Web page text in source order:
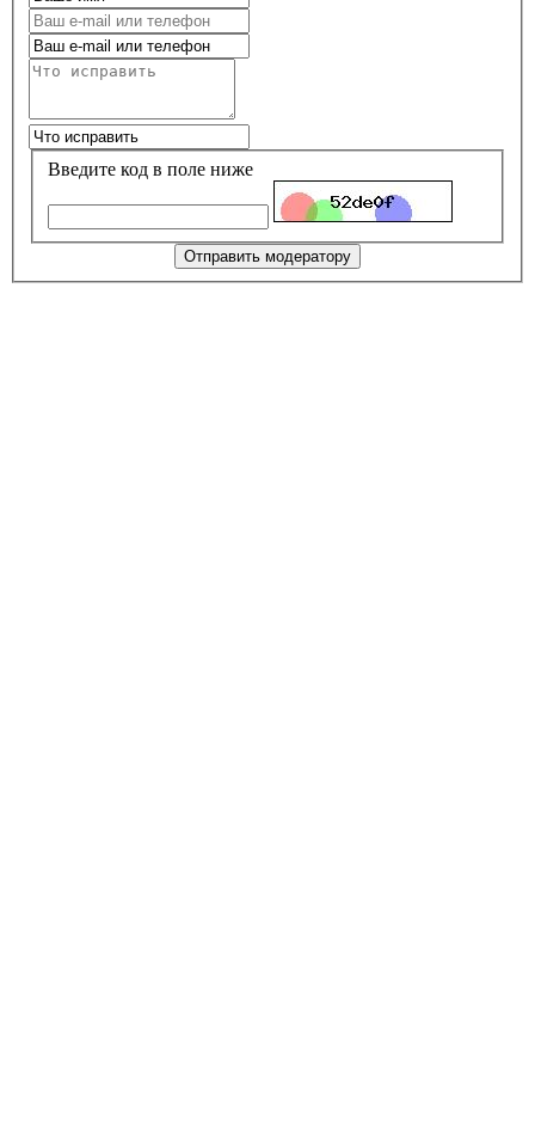
Введите код в поле ниже
Отправить модератору